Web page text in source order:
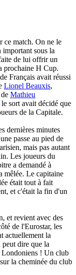
ce match. On ne le
important sous la
de lui offrir un
prochaine H Cup.
Français avait réussi
Lionel Beauxis,
Mathieu
sort avait décidé que
de la Capitale.
dernières minutes
passe au pied de
mais pas autant
Les joueurs du
a demandé à
mêlée. Le capitaine
était tout à fait
et c'était la fin d'un
et revient avec des
de l'Eurostar, les
actuellement la
dire que la
Londoniens ! Un club
la cheminée du club